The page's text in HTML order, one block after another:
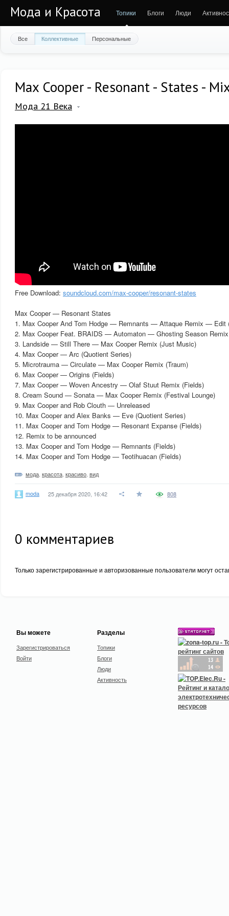
Мода и Красота Топики Блоги Люди
Все Коллективные Персональные
Max Cooper - Resonant - States -
Мода 21 Века
Free Download: soundcloud.com/max-cooper/resonant-states
Max Cooper — Resonant States
1. Max Cooper And Tom Hodge — Remnants — Attaque Remix — Edit
2. Max Cooper Feat. BRAIDS — Automaton — Ghosting Season
3. Landside — Still There — Max Cooper Remix (Just Music)
4. Max Cooper — Arc (Quotient Series)
5. Microtrauma — Circulate — Max Cooper Remix (Traum)
6. Max Cooper — Origins (Fields)
7. Max Cooper — Woven Ancestry — Olaf Stuut Remix (Fields)
8. Cream Sound — Sonata — Max Cooper Remix (Festival Lounge)
9. Max Cooper and Rob Clouth — Unreleased
10. Max Cooper and Alex Banks — Eve (Quotient Series)
11. Max Cooper and Tom Hodge — Resonant Expanse (Fields)
12. Remix to be announced
13. Max Cooper and Tom Hodge — Remnants (Fields)
14. Max Cooper and Tom Hodge — Teotihuacan (Fields)
мода красота красиво вид
moda 25 декабря 2020, 16:42 808
0 комментариев
Только зарегистрированные и авторизованные пользователи могут
Вы можете
Зарегистрироваться
Войти
Разделы
Топики
Блоги
Люди
Активность